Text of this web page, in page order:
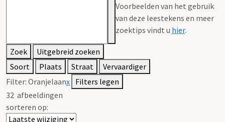
Voorbeelden van het gebruik
van deze leestekens en meer
zoektips vindt u hier.
Zoek
Uitgebreid zoeken
Soort
Plaats Straat
Vervaardiger
Filter: Oranjelaanx Filters legen
32 afbeeldingen
sorteren op: